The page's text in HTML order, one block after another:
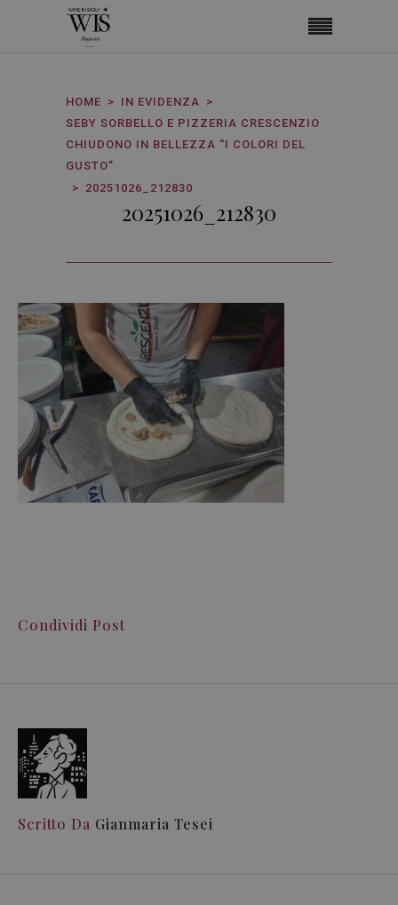
HOME
IN EVIDENZA
SEBY SORBELLO E PIZZERIA CRESCENZIO
CHIUDONO IN BELLEZZA “I COLORI DEL
GUSTO”
20251026_212830
20251026_212830
Condividi Post
Scritto Da Gianmaria Tesei